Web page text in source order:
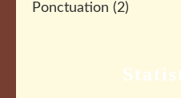
Ponctuation (2)